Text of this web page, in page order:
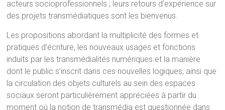
acteurs socioprofessionnels ; leurs retours d’expérience sur
des projets transmédiatiques sont les bienvenus.
Les propositions abordant la multiplicité des formes et
pratiques d’écriture, les nouveaux usages et fonctions
induits par les transmédialités numériques et la manière
dont le public s’inscrit dans ces nouvelles logiques, ainsi que
la circulation des objets culturels au sein des espaces
sociaux seront particulièrement appréciées à partir du
moment où la notion de transmédia est questionnée dans